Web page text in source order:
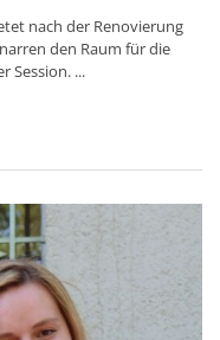
nach der Renovierung
den Raum für die
Session. ...